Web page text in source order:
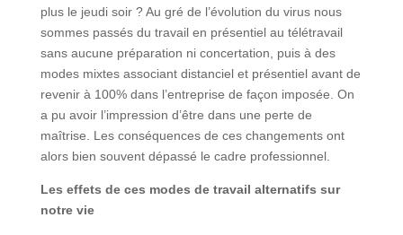
plus le jeudi soir ? Au gré de l’évolution du virus nous
sommes passés du travail en présentiel au télétravail
sans aucune préparation ni concertation, puis à des
modes mixtes associant distanciel et présentiel avant de
revenir à 100% dans l’entreprise de façon imposée. On
a pu avoir l’impression d’être dans une perte de
maîtrise. Les conséquences de ces changements ont
alors bien souvent dépassé le cadre professionnel.
Les effets de ces modes de travail alternatifs sur
notre vie